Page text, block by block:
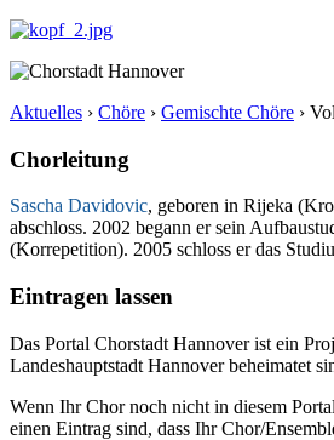
Aktuelles › Chöre › Gemischte Chöre ›
Chorleitung
Sascha Davidovic, geboren in Rijeka
abschloss. 2002 begann er sein
(Korrepetition). 2005 schloss er das
Eintragen lassen
Das Portal Chorstadt Hannover ist ein
Landeshauptstadt Hannover beheimatet
Wenn Ihr Chor noch nicht in diesem
einen Eintrag sind, dass Ihr Chor/